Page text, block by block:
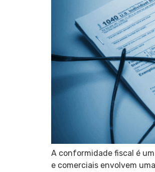
A conformidade fiscal é
e comerciais envolvem